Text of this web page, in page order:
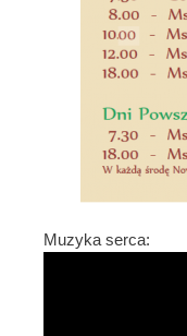
Muzyka serca: